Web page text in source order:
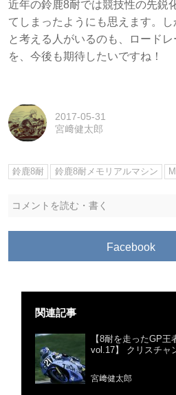
近年の鈴鹿8耐では競技性の先鋭
てしまったようにも思えます。
と考える人がいるのも、ロード
を、今後も期待したいですね！
2017-05-31
宮﨑健太郎
鈴鹿8耐 鈴鹿8耐メモリアルマシン
コメントを読む・書く
Facebook
関連記事
【8耐を走ったGP王
vol.17】 クリスチャ
宮﨑健太郎